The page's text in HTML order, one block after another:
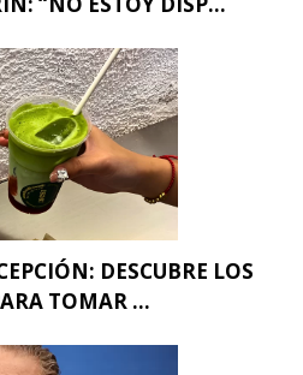
DESCUBRE LOS
TOMAR ...